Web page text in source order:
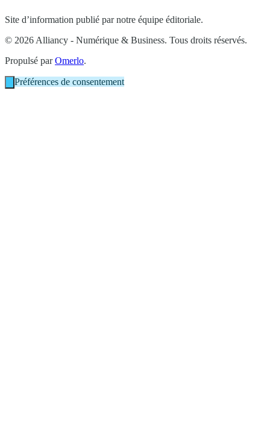
Site d’information publié par notre équipe éditoriale.
© 2026 Alliancy - Numérique & Business. Tous droits réservés.
Propulsé parOmerlo.
Préférences de consentement